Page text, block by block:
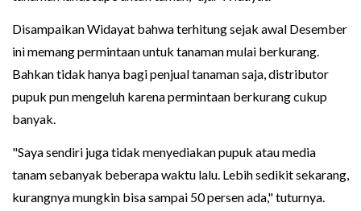
Disampaikan Widayat bahwa terhitung sejak awal Desember
ini memang permintaan untuk tanaman mulai berkurang.
Bahkan tidak hanya bagi penjual tanaman saja, distributor
pupuk pun mengeluh karena permintaan berkurang cukup
banyak.
"Saya sendiri juga tidak menyediakan pupuk atau media
tanam sebanyak beberapa waktu lalu. Lebih sedikit sekarang,
kurangnya mungkin bisa sampai 50 persen ada," tuturnya.